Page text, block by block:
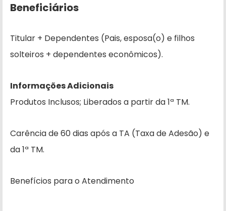
Beneficiários
Titular + Dependentes (Pais, esposa(o) e filhos
solteiros + dependentes econômicos).
Informações Adicionais
Produtos Inclusos; Liberados a partir da 1ª TM.
Carência de 60 dias após a TA (Taxa de Adesão) e
da 1ª TM.
Benefícios para o Atendimento